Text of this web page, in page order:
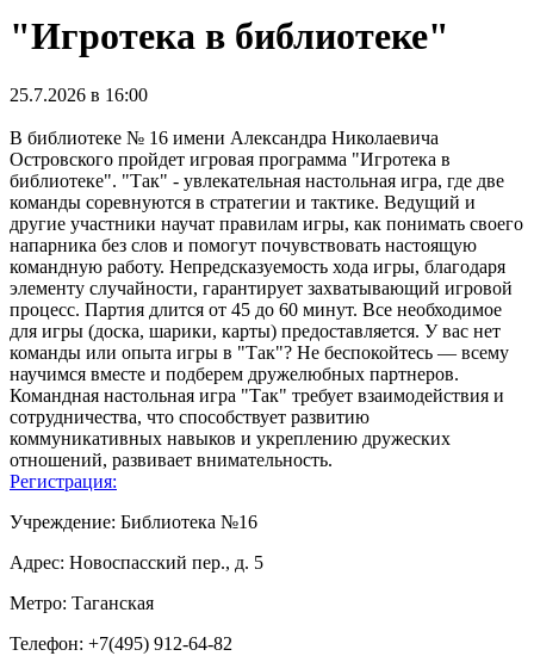
"Игротека в библиотеке"
25.7.2026 в 16:00
В библиотеке № 16 имени Александра Николаевича
Островского пройдет игровая программа "Игротека в
библиотеке". "Tак" - увлекательная настольная игра, где две
команды соревнуются в стратегии и тактике. Ведущий и
другие участники научат правилам игры, как понимать своего
напарника без слов и помогут почувствовать настоящую
командную работу. Непредсказуемость хода игры, благодаря
элементу случайности, гарантирует захватывающий игровой
процесс. Партия длится от 45 до 60 минут. Все необходимое
для игры (доска, шарики, карты) предоставляется. У вас нет
команды или опыта игры в "Tак"? Не беспокойтесь — всему
научимся вместе и подберем дружелюбных партнеров.
Командная настольная игра "Tак" требует взаимодействия и
сотрудничества, что способствует развитию
коммуникативных навыков и укреплению дружеских
отношений, развивает внимательность.
Регистрация:
Учреждение: Библиотека №16
Адрес: Новоспасский пер., д. 5
Метро: Таганская
Телефон: +7(495) 912-64-82